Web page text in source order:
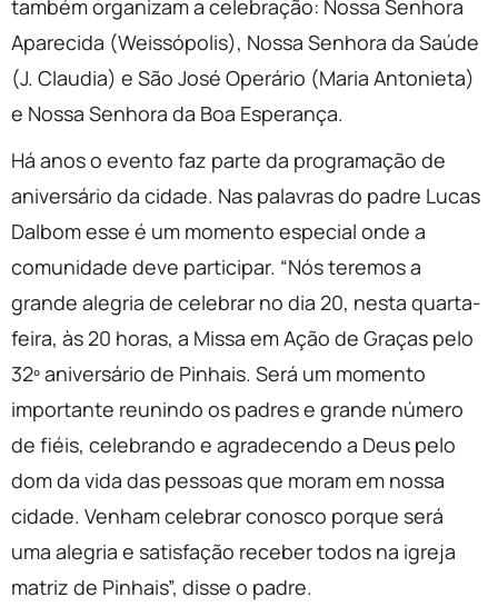
também organizam a celebração: Nossa Senhora
Aparecida (Weissópolis), Nossa Senhora da Saúde
(J. Claudia) e São José Operário (Maria Antonieta)
e Nossa Senhora da Boa Esperança.
Há anos o evento faz parte da programação de
aniversário da cidade. Nas palavras do padre Lucas
Dalbom esse é um momento especial onde a
comunidade deve participar. “Nós teremos a
grande alegria de celebrar no dia 20, nesta quarta-
feira, às 20 horas, a Missa em Ação de Graças pelo
32º aniversário de Pinhais. Será um momento
importante reunindo os padres e grande número
de fiéis, celebrando e agradecendo a Deus pelo
dom da vida das pessoas que moram em nossa
cidade. Venham celebrar conosco porque será
uma alegria e satisfação receber todos na igreja
matriz de Pinhais”, disse o padre.